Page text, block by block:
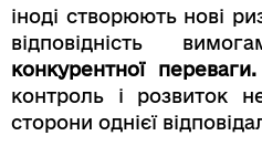
іноді створюють нові
відповідність
конкурентної переваги.
контроль і розвиток
сторони однієї